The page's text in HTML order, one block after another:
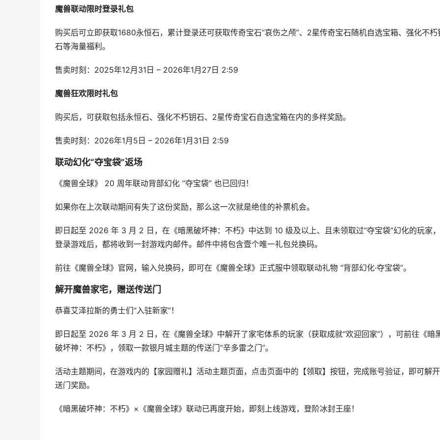
魔兽联动限时登录礼包
购买后可立即获取1680永恒石，累计登录还可获取传奇宝石“哀伤之颅”、2星传奇宝石随机自选宝箱、强化不朽
石等海量福利。
售卖时刻：2025年12月31日 – 2026年1月27日 2:59
魔兽狂欢限时礼包
购买后，可获取包括永恒石、强化不朽钥石、2星传奇宝石自选宝箱在内的多样奖励。
售卖时刻：2026年1月5日 – 2026年1月31日 2:59
联动幻化“夺宝袋”返场
《魔兽全球》 20 周年联动背部幻化 “夺宝袋” 也已回归！
如果你在上次联动期间有失了这份奖励，那么这一次就是绝佳的补票机会。
即日起至 2026 年 3 月 2 日，在《暗黑破坏神：不朽》中达到 10 级及以上、且未领取过“夺宝袋”幻化的玩家，
登录游戏后，都将收到一封游戏内邮件。邮件中将包含壹个唯一礼包兑换码。
前往《魔兽全球》官网，输入兑换码，即可在《魔兽全球》正式服中领取联动礼物 “背部幻化·夺宝袋”。
解开魔兽家宅，赠送传送门
恭喜艾泽拉斯的勇士们“入驻新家”！
即日起至 2026 年 3 月 2 日，在《魔兽全球》中解开了家宅体系的玩家（获取成就“欢迎回家”），可前往《暗
破坏神：不朽》，领取一款银月城主题的传送门“辛多雷之门”。
活动主题期间，在游戏内的【家园赠礼】活动主题页面，点击页面中的【领取】按钮，完成账号验证，即可解
送门奖励。
《暗黑破坏神：不朽》×《魔兽全球》联动已再度开始，即刻上线游戏，登阶冰封王座！